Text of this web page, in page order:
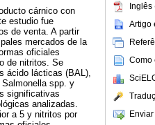
Inglês
Artigo
Como
cárnico con
estudio fue
de venta. A partir
mercados de la
oficiales
de nitritos. Se
ácido lácticas (BAL),
spp. y
significativas
analizadas.
a 5 y nitritos por